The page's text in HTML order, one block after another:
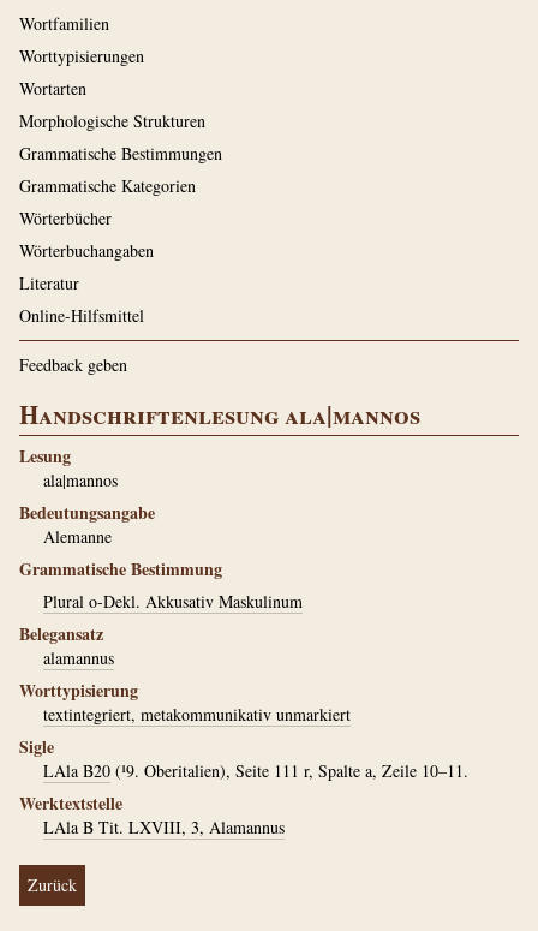
Wortfamilien
Worttypisierungen
Wortarten
Morphologische Strukturen
Grammatische Bestimmungen
Grammatische Kategorien
Wörterbücher
Wörterbuchangaben
Literatur
Online-Hilfsmittel
Feedback geben
Handschriftenlesung ala|mannos
Lesung
ala|mannos
Bedeutungsangabe
Alemanne
Grammatische Bestimmung
Plural o-Dekl. Akkusativ Maskulinum
Belegansatz
alamannus
Worttypisierung
textintegriert, metakommunikativ unmarkiert
Sigle
LAla B20 (¹9. Oberitalien), Seite 111 r, Spalte a, Zeile 10–11.
Werktextstelle
LAla B Tit. LXVIII, 3, Alamannus
Zurück